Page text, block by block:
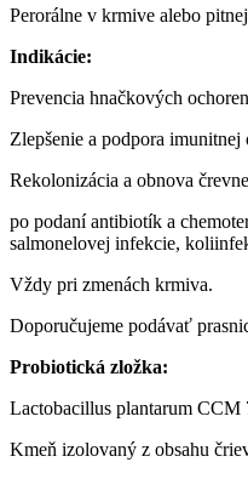
Perorálne v krmive alebo
Indikácie:
Prevencia hnačkových
Zlepšenie a podpora imunitnej
Rekolonizácia a obnova
po podaní antibiotík a
salmonelovej infekcie,
Vždy pri zmenách krmiva.
Doporučujeme podávať
Probiotická zložka:
Lactobacillus plantarum CCM
Kmeň izolovaný z obsahu